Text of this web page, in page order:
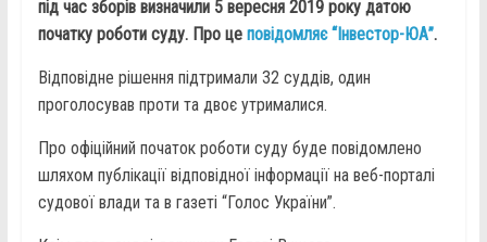
під час зборів визначили 5 вересня 2019 року датою
початку роботи суду. Про це повідомляє “Інвестор-ЮА”.
Відповідне рішення підтримали 32 суддів, один
проголосував проти та двоє утрималися.
Про офіційний початок роботи суду буде повідомлено
шляхом публікації відповідної інформації на веб-порталі
судової влади та в газеті “Голос України”.